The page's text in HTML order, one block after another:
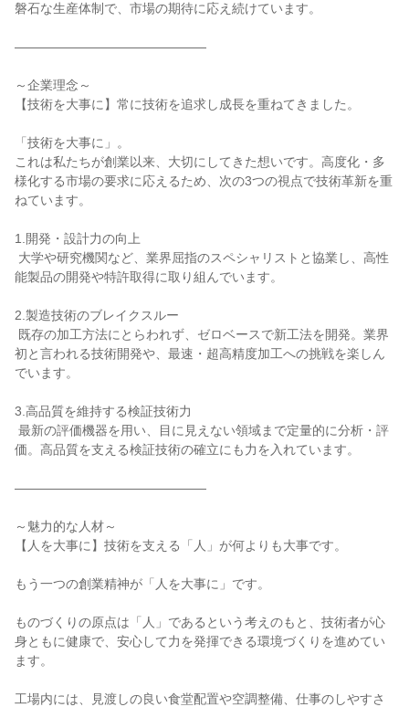
磐石な生産体制で、市場の期待に応え続けています。
―――――――――――――――
～企業理念～
【技術を大事に】常に技術を追求し成長を重ねてきました。
「技術を大事に」。
これは私たちが創業以来、大切にしてきた想いです。高度化・多
様化する市場の要求に応えるため、次の3つの視点で技術革新を重
ねています。
1.開発・設計力の向上
能製品の開発や特許取得に取り組んでいます。
2.製造技術のブレイクスルー
初と言われる技術開発や、最速・超高精度加工への挑戦を楽しん
でいます。
3.高品質を維持する検証技術力
価。高品質を支える検証技術の確立にも力を入れています。
―――――――――――――――
～魅力的な人材～
【人を大事に】技術を支える「人」が何よりも大事です。
もう一つの創業精神が「人を大事に」です。
ものづくりの原点は「人」であるという考えのもと、技術者が心
身ともに健康で、安心して力を発揮できる環境づくりを進めてい
ます。
工場内には、見渡しの良い食堂配置や空調整備、仕事のしやすさ